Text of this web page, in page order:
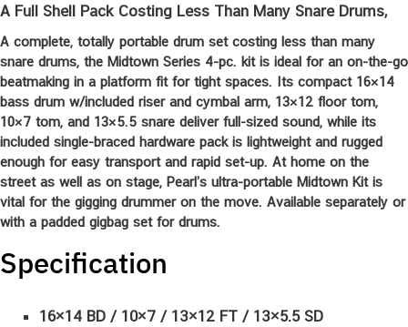
A Full Shell Pack Costing Less Than Many Snare Drums,
A complete, totally portable drum set costing less than many
snare drums, the Midtown Series 4-pc. kit is ideal for an on-the-go
beatmaking in a platform fit for tight spaces. Its compact 16×14
bass drum w/included riser and cymbal arm, 13×12 floor tom,
10×7 tom, and 13×5.5 snare deliver full-sized sound, while its
included single-braced hardware pack is lightweight and rugged
enough for easy transport and rapid set-up. At home on the
street as well as on stage, Pearl’s ultra-portable Midtown Kit is
vital for the gigging drummer on the move. Available separately or
with a padded gigbag set for drums.
Specification
16×14 BD / 10×7 / 13×12 FT / 13×5.5 SD